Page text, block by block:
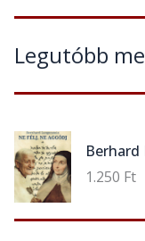
Legutóbb
1.250 Ft